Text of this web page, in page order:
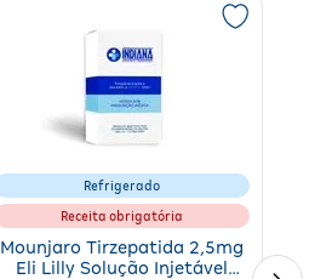
Refrigerado
Receita obrigatória
Mounjaro Tirzepatida 2,5mg
Eli Lilly Solução Injetável